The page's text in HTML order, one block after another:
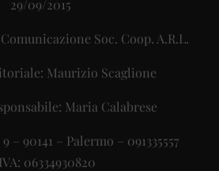
29/09/2015
Soc. Coop. A.R.L.
Maurizio Scaglione
Maria Calabrese
– 90141 – Palermo – 091335557
06334930820